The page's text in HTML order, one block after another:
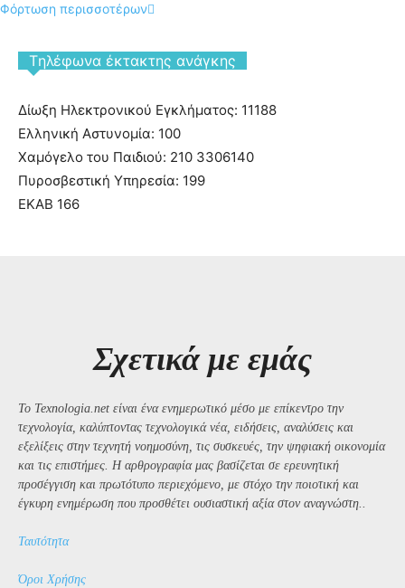
Φόρτωση περισσοτέρων
Tηλέφωνα έκτακτης ανάγκης
Δίωξη Ηλεκτρονικού Εγκλήματος: 11188
Ελληνική Αστυνομία: 100
Χαμόγελο του Παιδιού: 210 3306140
Πυροσβεστική Υπηρεσία: 199
ΕΚΑΒ 166
Σχετικά με εμάς
Το Texnologia.net είναι ένα ενημερωτικό μέσο με επίκεντρο την
τεχνολογία, καλύπτοντας τεχνολογικά νέα, ειδήσεις, αναλύσεις και
εξελίξεις στην τεχνητή νοημοσύνη, τις συσκευές, την ψηφιακή οικονομία
και τις επιστήμες. Η αρθρογραφία μας βασίζεται σε ερευνητική
προσέγγιση και πρωτότυπο περιεχόμενο, με στόχο την ποιοτική και
έγκυρη ενημέρωση που προσθέτει ουσιαστική αξία στον αναγνώστη..
Ταυτότητα
Όροι Χρήσης